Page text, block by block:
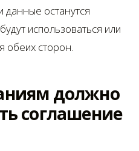
данные останутся
использоваться или
обеих сторон.
должно
соглашение